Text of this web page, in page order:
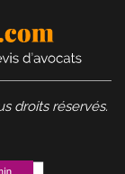
droits réservés.